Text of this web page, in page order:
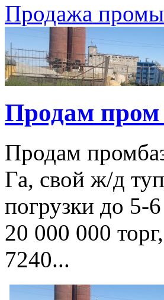
Сдам в аренду помещение S-170кв.м.
Продажа
Продам пром
Продам
Га, свой ж/д
погрузки до 5-
20 000 000
7240...